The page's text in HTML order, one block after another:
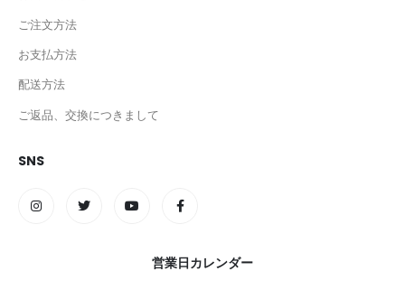
ご注文方法
お支払方法
配送方法
ご返品、交換につきまして
SNS
営業日カレンダー